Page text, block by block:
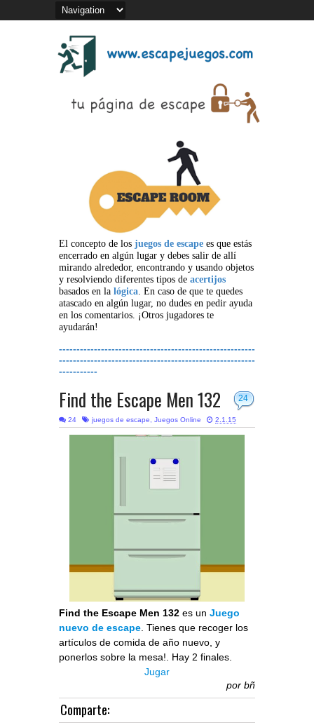
El concepto de los juegos de escape es que estás
encerrado en algún lugar y debes salir de allí
mirando alrededor, encontrando y usando objetos
y resolviendo diferentes tipos de acertijos
basados en la lógica. En caso de que te quedes
atascado en algún lugar, no dudes en pedir ayuda
en los comentarios. ¡Otros jugadores te
ayudarán!
--------------------------------------------------------
--------------------------------------------------------
-----------
24
Find the Escape Men 132
24 juegos de escape, Juegos Online 2.1.15
Find the Escape Men 132 es un Juego
nuevo de escape . Tienes que recoger los
artículos de comida de año nuevo, y
ponerlos sobre la mesa!. Hay 2 finales.
Jugar
por bñ
Comparte: